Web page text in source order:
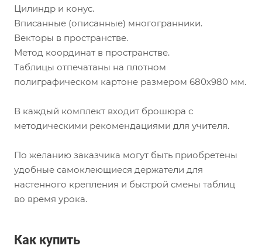
Цилиндр и конус.
Вписанные (описанные) многогранники.
Векторы в пространстве.
Метод координат в пространстве.
Таблицы отпечатаны на плотном
полиграфическом картоне размером 680х980 мм.
В каждый комплект входит брошюра с
методическими рекомендациями для учителя.
По желанию заказчика могут быть приобретены
удобные самоклеющиеся держатели для
настенного крепления и быстрой смены таблиц
во время урока.
Как купить